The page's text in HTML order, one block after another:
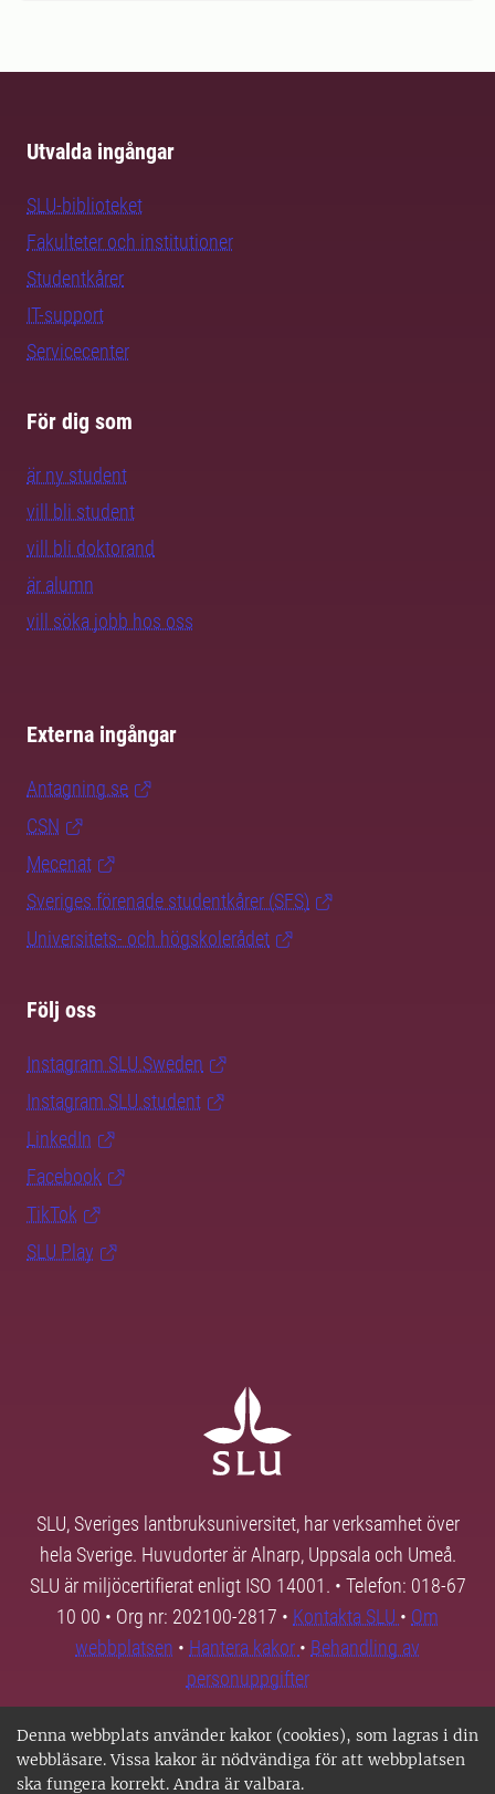
Denna webbplats använder kakor (cookies), som lagras i din
webbläsare. Vissa kakor är nödvändiga för att webbplatsen
ska fungera korrekt. Andra är valbara.
Utvalda ingångar
SLU-biblioteket
Fakulteter och institutioner
Studentkårer
IT-support
Servicecenter
För dig som
är ny student
vill bli student
vill bli doktorand
är alumn
vill söka jobb hos oss
Externa ingångar
Antagning.se
CSN
Mecenat
Sveriges förenade studentkårer (SFS)
Universitets- och högskolerådet
Följ oss
Instagram SLU.Sweden
Instagram SLU.student
LinkedIn
Facebook
TikTok
SLU Play
SLU, Sveriges lantbruksuniversitet, har verksamhet över
hela Sverige. Huvudorter är Alnarp, Uppsala och Umeå.
SLU är miljöcertifierat enligt ISO 14001. • Telefon: 018-67
10 00 • Org nr: 202100-2817 • Kontakta SLU • Om
webbplatsen • Hantera kakor • Behandling av
personuppgifter